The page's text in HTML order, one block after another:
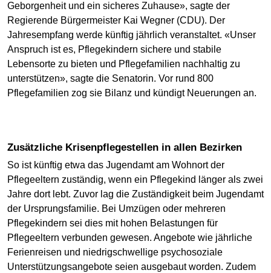
Geborgenheit und ein sicheres Zuhause», sagte der
Regierende Bürgermeister Kai Wegner (CDU). Der
Jahresempfang werde künftig jährlich veranstaltet. «Unser
Anspruch ist es, Pflegekindern sichere und stabile
Lebensorte zu bieten und Pflegefamilien nachhaltig zu
unterstützen», sagte die Senatorin. Vor rund 800
Pflegefamilien zog sie Bilanz und kündigt Neuerungen an.
Zusätzliche Krisenpflegestellen in allen Bezirken
So ist künftig etwa das Jugendamt am Wohnort der
Pflegeeltern zuständig, wenn ein Pflegekind länger als zwei
Jahre dort lebt. Zuvor lag die Zuständigkeit beim Jugendamt
der Ursprungsfamilie. Bei Umzügen oder mehreren
Pflegekindern sei dies mit hohen Belastungen für
Pflegeeltern verbunden gewesen. Angebote wie jährliche
Ferienreisen und niedrigschwellige psychosoziale
Unterstützungsangebote seien ausgebaut worden. Zudem